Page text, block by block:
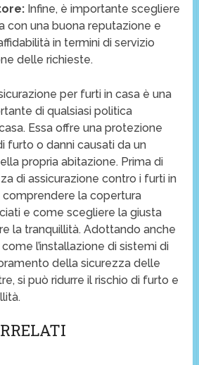
Infine, è importante scegliere
con una buona reputazione e
in termini di servizio
delle richieste.
per furti in casa è una
di qualsiasi politica
Essa offre una protezione
furto o danni causati da un
propria abitazione. Prima di
di assicurazione contro i furti in
la copertura
e come scegliere la giusta
la tranquillità. Adottando anche
l’installazione di sistemi di
della sicurezza delle
si può ridurre il rischio di furto e